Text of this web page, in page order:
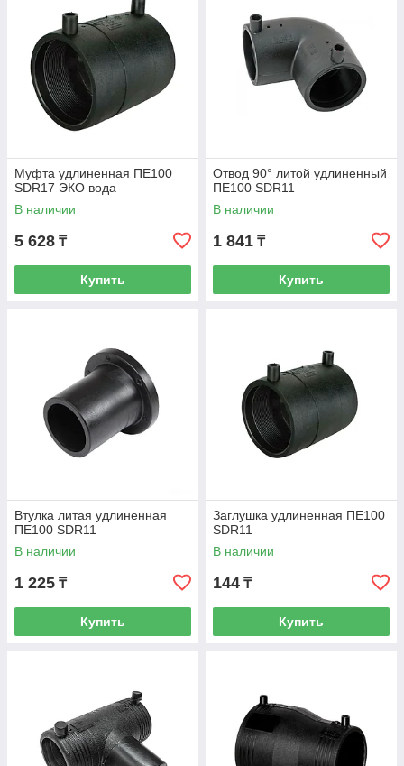
Муфта удлиненная ПЕ100
SDR17 ЭКО вода
В наличии
5 628 ₸
Купить
Отвод 90° литой удлиненный
ПЕ100 SDR11
В наличии
1 841 ₸
Купить
Втулка литая удлиненная
ПЕ100 SDR11
В наличии
1 225 ₸
Купить
Заглушка удлиненная ПЕ100
SDR11
В наличии
144 ₸
Купить